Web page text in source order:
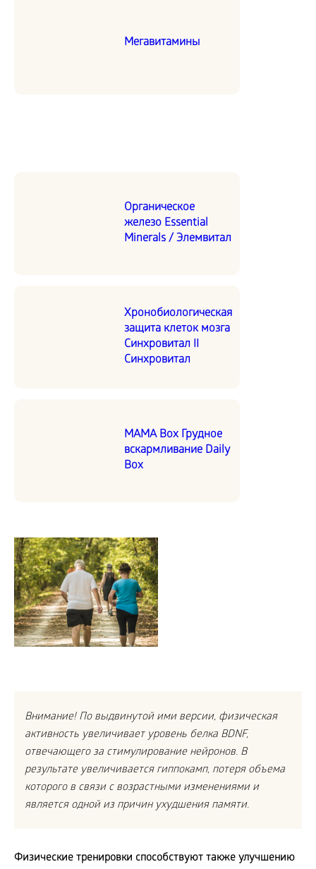
Мегавитамины
Органическое
железо Essential
Minerals / Элемвитал
Хронобиологическая
защита клеток мозга
Синхровитал II
Синхровитал
MAMA Box Грудное
вскармливание Daily
Box
Внимание! По выдвинутой ими версии, физическая
активность увеличивает уровень белка BDNF,
отвечающего за стимулирование нейронов. В
результате увеличивается гиппокамп, потеря объема
которого в связи с возрастными изменениями и
является одной из причин ухудшения памяти.
Физические тренировки способствуют также улучшению